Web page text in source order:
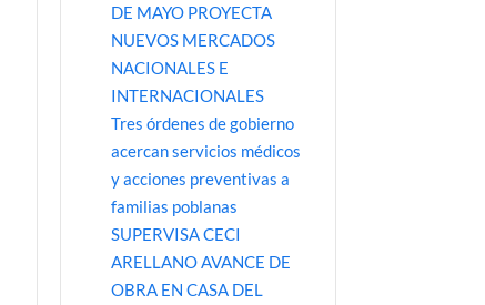
DE MAYO PROYECTA
NUEVOS MERCADOS
NACIONALES E
INTERNACIONALES
Tres órdenes de gobierno
acercan servicios médicos
y acciones preventivas a
familias poblanas
SUPERVISA CECI
ARELLANO AVANCE DE
OBRA EN CASA DEL